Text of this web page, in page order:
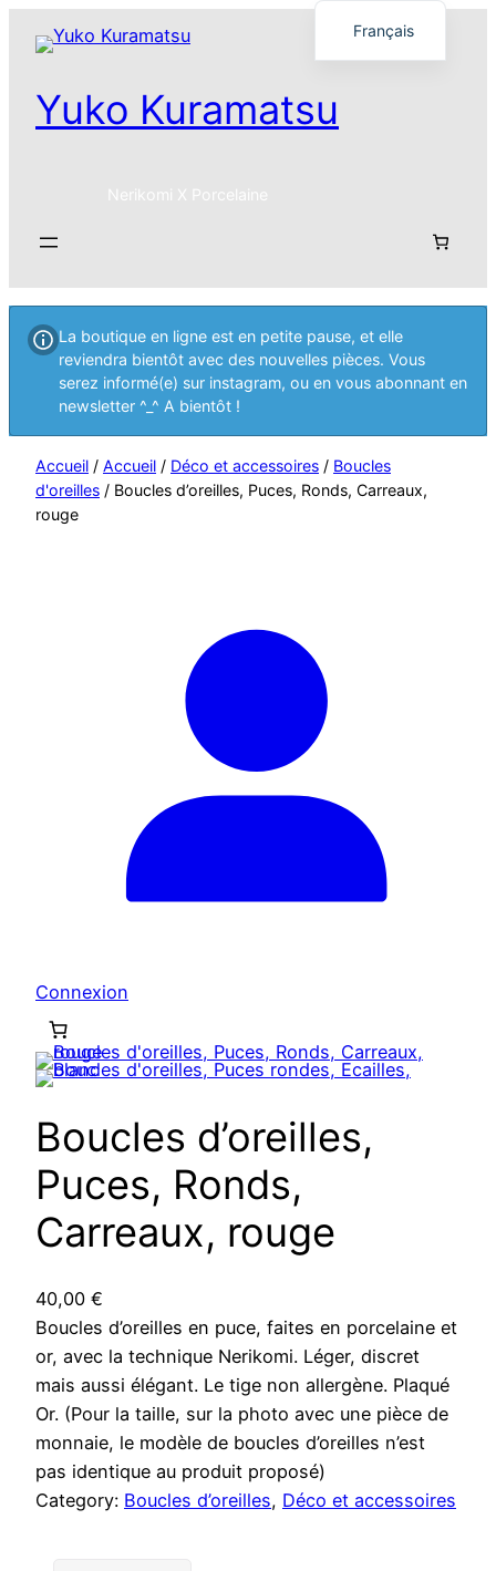
Yuko Kuramatsu
Nerikomi X Porcelaine
La boutique en ligne est en petite pause, et elle
reviendra bientôt avec des nouvelles pièces. Vous
serez informé(e) sur instagram, ou en vous abonnant en
newsletter ^_^ A bientôt !
Accueil / Accueil / Déco et accessoires / Boucles
d'oreilles / Boucles d’oreilles, Puces, Ronds, Carreaux,
rouge
Connexion
Boucles d’oreilles,
Puces, Ronds,
Carreaux, rouge
40,00 €
Boucles d’oreilles en puce, faites en porcelaine et
or, avec la technique Nerikomi. Léger, discret
mais aussi élégant. Le tige non allergène. Plaqué
Or. (Pour la taille, sur la photo avec une pièce de
monnaie, le modèle de boucles d’oreilles n’est
pas identique au produit proposé)
Category: Boucles d’oreilles, Déco et accessoires
Français